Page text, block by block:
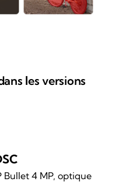
les versions
Bullet 4 MP, optique